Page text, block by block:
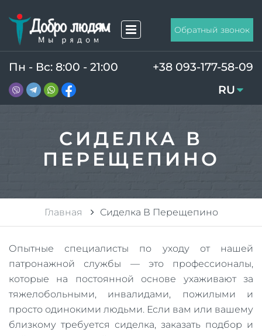
Обратный звонок
Пн - Вс: 8:00 - 21:00
+38 093-177-58-09
RU
UA
СИДЕЛКА В
ПЕРЕЩЕПИНО
Главная Сиделка В Перещепино
Опытные специалисты по уходу от нашей
патронажной службы — это профессионалы,
которые на постоянной основе ухаживают за
тяжелобольными, инвалидами, пожилыми и
просто одинокими людьми. Если вам или вашему
близкому требуется сиделка, заказать подбор и